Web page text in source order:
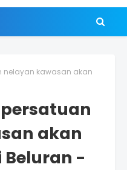
nelayan kawasan akan
akan
-